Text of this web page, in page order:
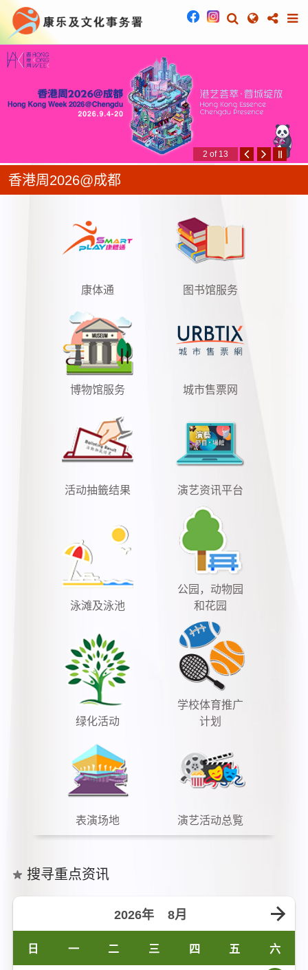
康乐及文化事务署
2 of 13
香港周2026@成都
康体通 图书馆服务
博物馆服务 城市售票网
活动抽籤结果 演艺资讯平台
泳滩及泳池
公园，动物园
和花园
绿化活动
学校体育推广
计划
表演场地 演艺活动总覧
搜寻重点资讯
日 一 二 三 四 五 六